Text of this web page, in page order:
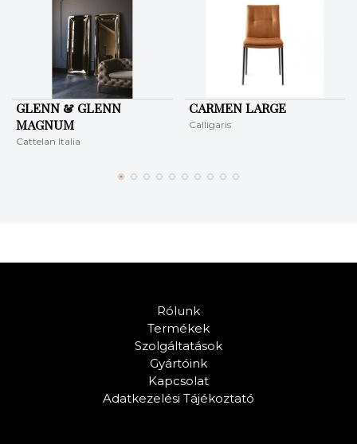
GLENN & GLENN
MAGNUM
Cattelan Italia
CARMEN LARGE
Calligaris
Rólunk
Termékek
Szolgáltatások
Gyártóink
Kapcsolat
Adatkezelési Tájékoztató